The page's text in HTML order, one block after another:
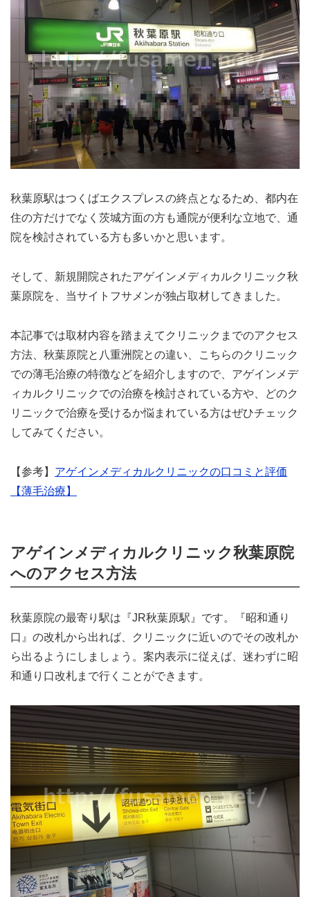
秋葉原駅はつくばエクスプレスの終点となるため、都内在
住の方だけでなく茨城方面の方も通院が便利な立地で、通
院を検討されている方も多いかと思います。
そして、新規開院されたアゲインメディカルクリニック秋
葉原院を、当サイトフサメンが独占取材してきました。
本記事では取材内容を踏まえてクリニックまでのアクセス
方法、秋葉原院と八重洲院との違い、こちらのクリニック
での薄毛治療の特徴などを紹介しますので、アゲインメデ
ィカルクリニックでの治療を検討されている方や、どのク
リニックで治療を受けるか悩まれている方はぜひチェック
してみてください。
【参考】 アゲインメディカルクリニックの口コミと評価
【薄毛治療】
アゲインメディカルクリニック秋葉原院
へのアクセス方法
秋葉原院の最寄り駅は『JR秋葉原駅』です。『昭和通り
口』の改札から出れば、クリニックに近いのでその改札か
ら出るようにしましょう。案内表示に従えば、迷わずに昭
和通り口改札まで行くことができます。